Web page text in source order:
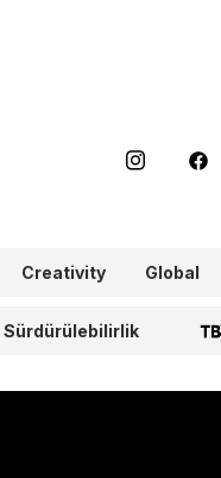
Creativity Global
Sürdürülebilirlik